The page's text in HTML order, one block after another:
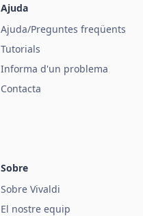
Ajuda
Ajuda/Preguntes freqüents
Tutorials
Informa d'un problema
Contacta
Sobre
Sobre Vivaldi
El nostre equip